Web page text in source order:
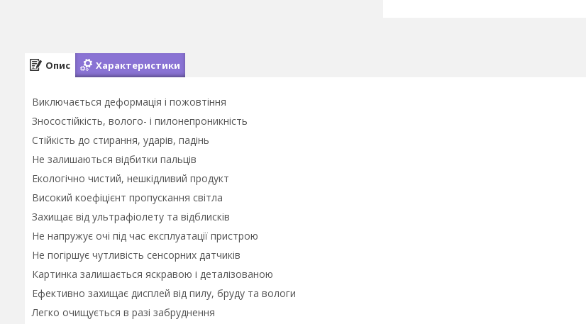
Опис Характеристики
Виключається деформація і пожовтіння
Зносостійкість, волого- і пилонепроникність
Стійкість до стирання, ударів, падінь
Не залишаються відбитки пальців
Екологічно чистий, нешкідливий продукт
Високий коефіцієнт пропускання світла
Захищає від ультрафіолету та відблисків
Не напружує очі під час експлуатації пристрою
Не погіршує чутливість сенсорних датчиків
Картинка залишається яскравою і деталізованою
Ефективно захищає дисплей від пилу, бруду та вологи
Легко очищується в разі забруднення